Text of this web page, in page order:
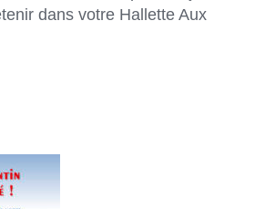
dans votre Hallette Aux